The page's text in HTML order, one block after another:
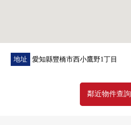
地址 愛知縣豐橋市西小鷹野1丁目
鄰近物件查詢